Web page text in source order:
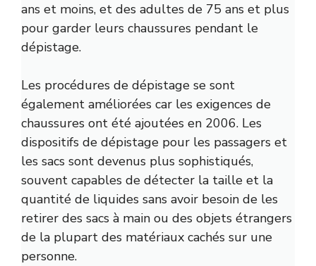
ans et moins, et des adultes de 75 ans et plus
pour garder leurs chaussures pendant le
dépistage.
Les procédures de dépistage se sont
également améliorées car les exigences de
chaussures ont été ajoutées en 2006. Les
dispositifs de dépistage pour les passagers et
les sacs sont devenus plus sophistiqués,
souvent capables de détecter la taille et la
quantité de liquides sans avoir besoin de les
retirer des sacs à main ou des objets étrangers
de la plupart des matériaux cachés sur une
personne.